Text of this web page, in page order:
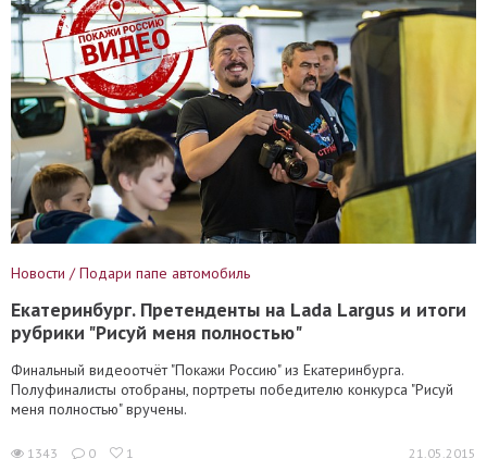
Новости / Подари папе автомобиль
Екатеринбург. Претенденты на Lada Largus и итоги
рубрики "Рисуй меня полностью"
Финальный видеоотчёт "Покажи Россию" из Екатеринбурга.
Полуфиналисты отобраны, портреты победителю конкурса "Рисуй
меня полностью" вручены.
1343 0 1 21.05.2015